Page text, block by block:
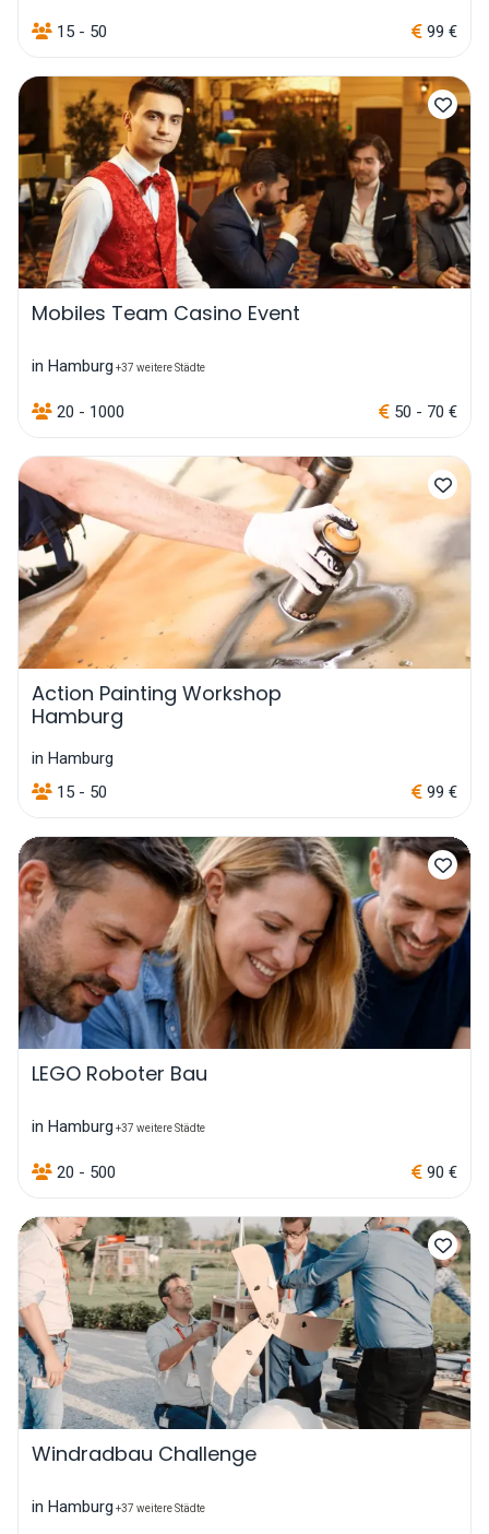
15 - 50 99 €
Mobiles Team Casino Event
in Hamburg +37 weitere Städte
20 - 1000 50 - 70 €
Action Painting Workshop
Hamburg
in Hamburg
15 - 50
99 €
LEGO Roboter Bau
in Hamburg +37 weitere Städte
20 - 500 90 €
Windradbau Challenge
in Hamburg +37 weitere Städte